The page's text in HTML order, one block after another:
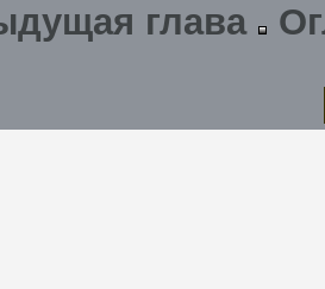
глава